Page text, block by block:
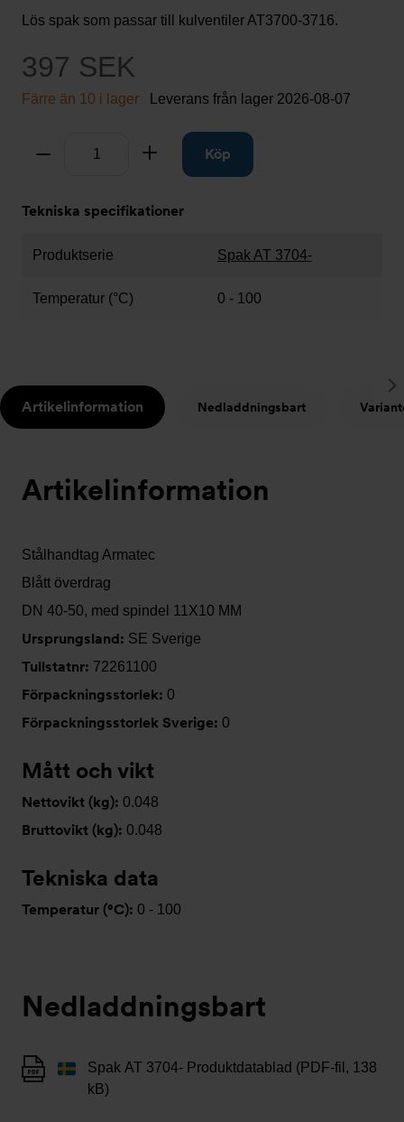
Lös spak som passar till kulventiler AT3700-3716.
397 SEK
Färre än 10 i lager Leverans från lager 2026-08-07
Ta bort Lägg tillKöp
Tekniska specifikationer
Produktserie Spak AT 3704-
Temperatur (°C) 0 - 100
Artikelinformation Nedladdningsbart
Artikelinformation
Stålhandtag Armatec
Blått överdrag
DN 40-50, med spindel 11X10 MM
Ursprungsland: SE Sverige
Tullstatnr: 72261100
Förpackningsstorlek: 0
Förpackningsstorlek Sverige: 0
Mått och vikt
Nettovikt (kg): 0.048
Bruttovikt (kg): 0.048
Tekniska data
Temperatur (°C): 0 - 100
Nedladdningsbart
Spak AT 3704- Produktdatablad (PDF-fil, 138
kB)